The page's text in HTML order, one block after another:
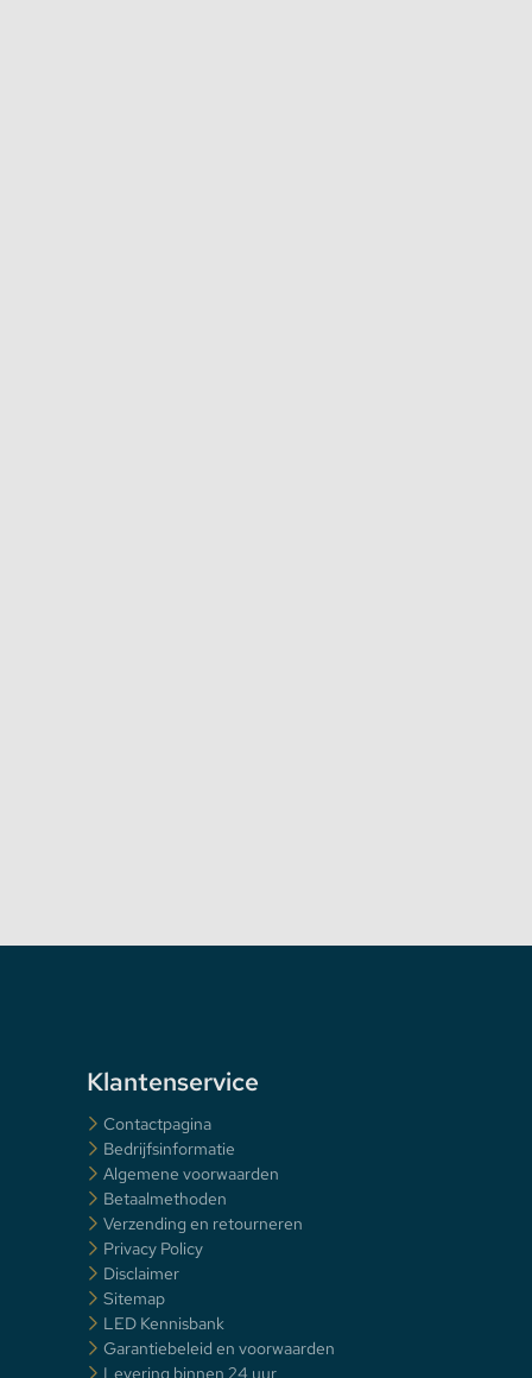
Klantenservice
Contactpagina
Bedrijfsinformatie
Algemene voorwaarden
Betaalmethoden
Verzending en retourneren
Privacy Policy
Disclaimer
Sitemap
LED Kennisbank
Garantiebeleid en voorwaarden
Levering binnen 24 uur